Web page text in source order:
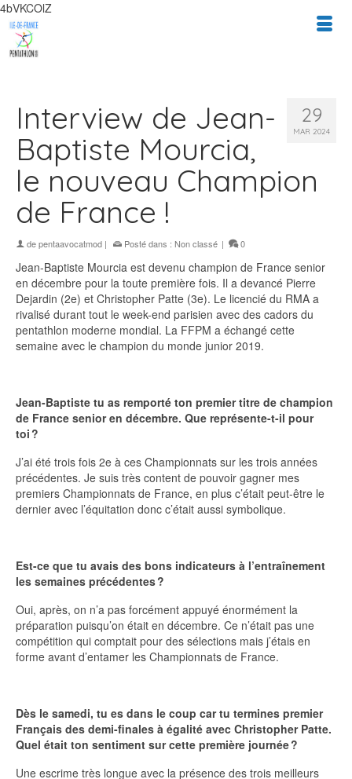
4bVKCOlZ
29
MAR 2024
Interview de Jean-
Baptiste Mourcia,
le nouveau Champion
de France !
depentaavocatmod | Posté dans : Non classé | 0
Jean-Baptiste Mourcia est devenu champion de France senior
en décembre pour la toute première fois. Il a devancé Pierre
Dejardin (2e) et Christopher Patte (3e). Le licencié du RMA a
rivalisé durant tout le week-end parisien avec des cadors du
pentathlon moderne mondial. La FFPM a échangé cette
semaine avec le champion du monde junior 2019.
Jean-Baptiste tu as remporté ton premier titre de champion
de France senior en décembre. Que représente-t-il pour
toi ?
J’ai été trois fois 2e à ces Championnats sur les trois années
précédentes. Je suis très content de pouvoir gagner mes
premiers Championnats de France, en plus c’était peut-être le
dernier avec l’équitation donc c’était aussi symbolique.
Est-ce que tu avais des bons indicateurs à l’entraînement
les semaines précédentes ?
Oui, après, on n’a pas forcément appuyé énormément la
préparation puisqu’on était en décembre. Ce n’était pas une
compétition qui comptait pour des sélections mais j’étais en
forme avant d’entamer les Championnats de France.
Dès le samedi, tu es dans le coup car tu termines premier
Français des demi-finales à égalité avec Christopher Patte.
Quel était ton sentiment sur cette première journée ?
Une escrime très longue avec la présence des trois meilleurs